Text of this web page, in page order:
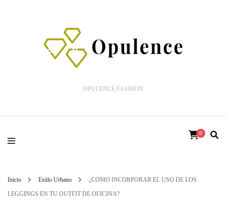
OPULENCE FASHION
0
Inicio Estilo Urbano
¿COMO INCORPORAR EL USO DE LOS
LEGGINGS EN TU OUTFIT DE OFICINA?